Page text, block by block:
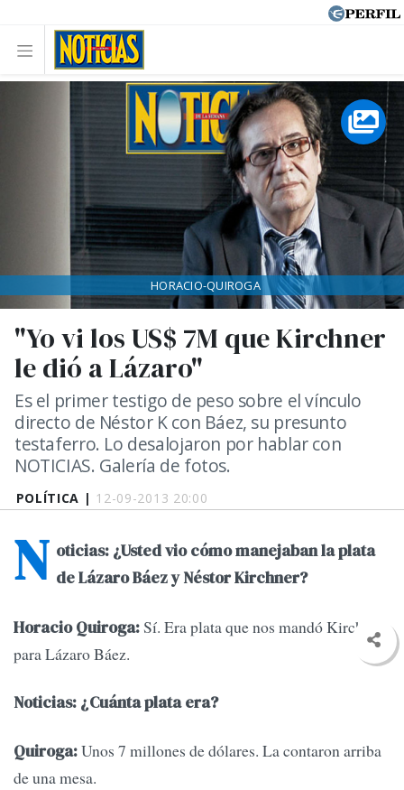
POLÍTICA | 12-09-2013 20:00
"Yo vi los US$ 7M que Kirchner
le dió a Lázaro"
Es el primer testigo de peso sobre el vínculo
directo de Néstor K con Báez, su presunto
testaferro. Lo desalojaron por hablar con
NOTICIAS. Galería de fotos.
HORACIO-QUIROGA
N oticias: ¿Usted vio cómo manejaban la plata
de Lázaro Báez y Néstor Kirchner?
Horacio Quiroga:Sí. Era plata que nos mandó Kirchner
para Lázaro Báez.
Noticias: ¿Cuánta plata era?
Quiroga:Unos 7 millones de dólares. La contaron arriba
de una mesa.